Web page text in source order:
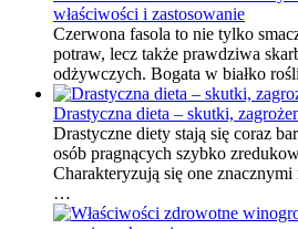
właściwości i zastosowanie
Czerwona fasola to nie tylko
potraw, lecz także prawdziwa
odżywczych. Bogata w białko
Drastyczna dieta – skutki,
Drastyczne diety stają się coraz
osób pragnących szybko
Charakteryzują się one
…